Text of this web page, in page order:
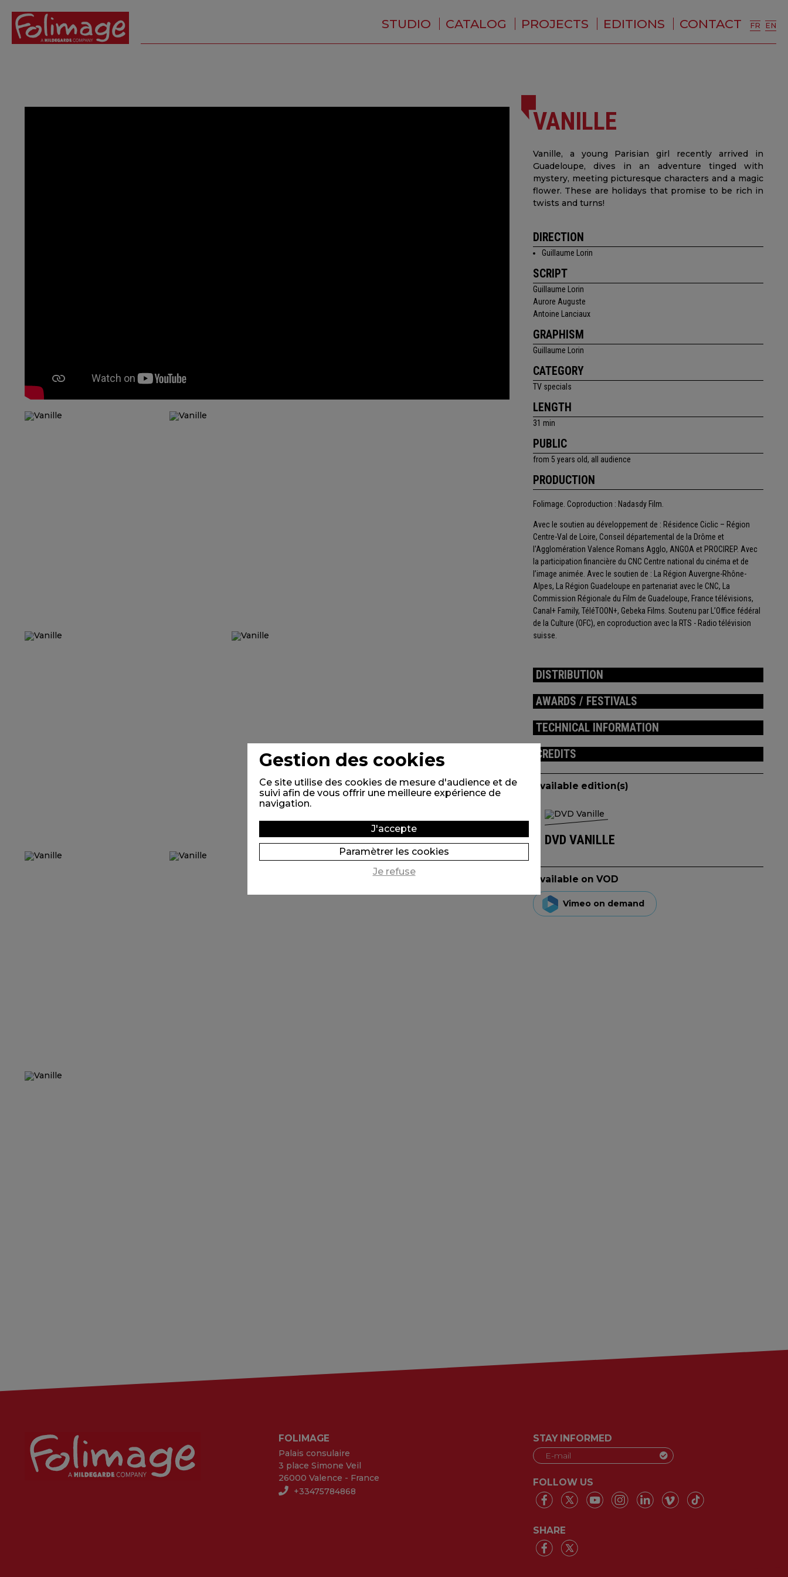
STUDIO
WHO ARE WE ?
CATALOG PROJECTS EDITIONS CONTACT FR EN
VANILLE
Vanille, a young Parisian girl recently arrived in
Guadeloupe, dives in an adventure tinged with
mystery, meeting picturesque characters and a magic
flower. These are holidays that promise to be rich in
twists and turns!
DIRECTION
Guillaume Lorin
SCRIPT
Guillaume Lorin
Aurore Auguste
Antoine Lanciaux
GRAPHISM
Guillaume Lorin
CATEGORY
TV specials
LENGTH
31 min
PUBLIC
from 5 years old, all audience
PRODUCTION
Folimage. Coproduction : Nadasdy Film.
Avec le soutien au développement de : Résidence Ciclic – Région
Centre-Val de Loire, Conseil départemental de la Drôme et
l'Agglomération Valence Romans Agglo, ANGOA et PROCIREP. Avec
la participation financière du CNC Centre national du cinéma et de
l’image animée. Avec le soutien de : La Région Auvergne-Rhône-
Alpes, La Région Guadeloupe en partenariat avec le CNC, La
Commission Régionale du Film de Guadeloupe, France télévisions,
Canal+ Family, TéléTOON+, Gebeka Films. Soutenu par L’Office fédéral
de la Culture (OFC), en coproduction avec la RTS - Radio télévision
suisse.
DISTRIBUTION
AWARDS / FESTIVALS
TECHNICAL INFORMATION
CREDITS
Available edition(s)
DVD VANILLE
Available on VOD
Vimeo on demand
FOLIMAGE
Palais consulaire
3 place Simone Veil
26000 Valence - France
+33475784868
STAY INFORMED
FOLLOW US
SHARE
Gestion des cookies
Ce site utilise des cookies de mesure d'audience et de
suivi afin de vous offrir une meilleure expérience de
navigation.
J'accepte
Paramètrer les cookies
Je refuse